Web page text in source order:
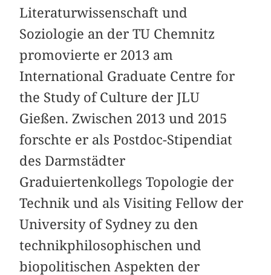
Literaturwissenschaft und
Soziologie an der TU Chemnitz
promovierte er 2013 am
International Graduate Centre for
the Study of Culture der JLU
Gießen. Zwischen 2013 und 2015
forschte er als Postdoc-Stipendiat
des Darmstädter
Graduiertenkollegs Topologie der
Technik und als Visiting Fellow der
University of Sydney zu den
technikphilosophischen und
biopolitischen Aspekten der